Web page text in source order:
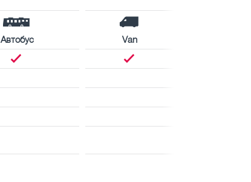
Автобус
Van